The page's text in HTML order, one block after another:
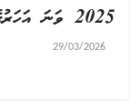
2025 ވަނަ އަހަރުގެ 07 ވަނަ ޢާއްމު ޖަލްސާގެ އެޖެންޑާ
29/03/2026